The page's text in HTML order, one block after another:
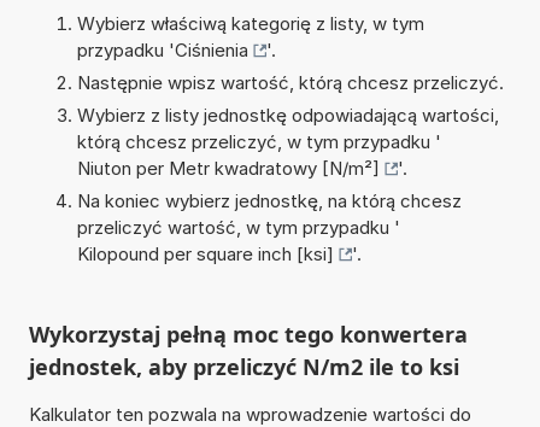
Wybierz właściwą kategorię z listy, w tym
przypadku 'Ciśnienia
'.
Następnie wpisz wartość, którą chcesz przeliczyć.
Wybierz z listy jednostkę odpowiadającą wartości,
którą chcesz przeliczyć, w tym przypadku '
Niuton per Metr kwadratowy [N/m²]
'.
Na koniec wybierz jednostkę, na którą chcesz
przeliczyć wartość, w tym przypadku '
Kilopound per square inch [ksi]
'.
Wykorzystaj pełną moc tego konwertera
jednostek, aby przeliczyć N/m2 ile to ksi
Kalkulator ten pozwala na wprowadzenie wartości do